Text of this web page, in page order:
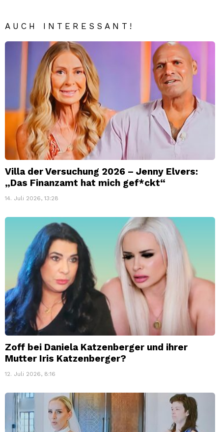
AUCH INTERESSANT!
Villa der Versuchung 2026 – Jenny Elvers:
„Das Finanzamt hat mich gef*ckt“
14. Juli 2026, 13:28
Zoff bei Daniela Katzenberger und ihrer
Mutter Iris Katzenberger?
12. Juli 2026, 8:16